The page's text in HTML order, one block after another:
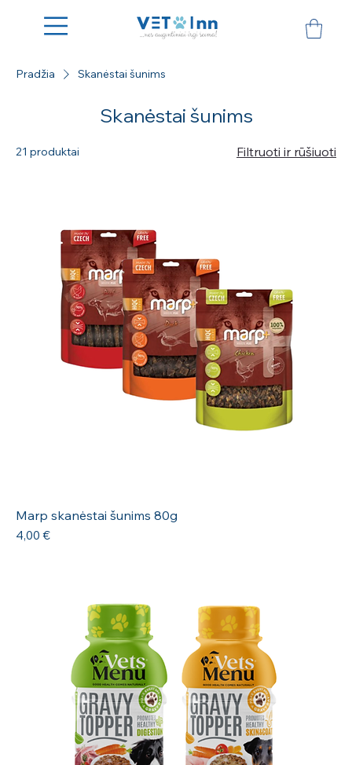
Pradžia Skanėstai šunims
Skanėstai šunims
21 produktai Filtruoti ir rūšiuoti
Marp skanėstai šunims 80g
Kaina
4,00 €